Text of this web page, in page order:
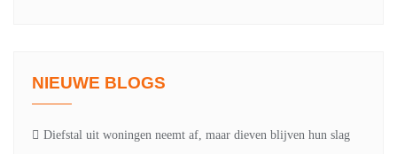
NIEUWE BLOGS
Diefstal uit woningen neemt af, maar dieven blijven hun slag